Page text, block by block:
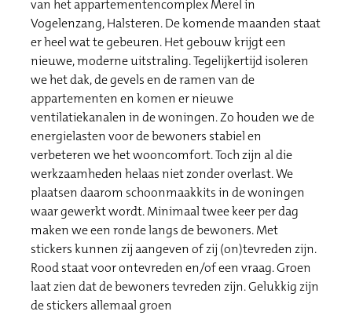
van het appartementencomplex Merel in
Vogelenzang, Halsteren. De komende maanden staat
er heel wat te gebeuren. Het gebouw krijgteen
nieuwe, moderne uitstraling. Tegelijkertijd isoleren
we het dak, de gevels en de ramen van de
appartementen en komen er nieuwe
ventilatiekanalen in de woningen. Zo houden we de
energielasten voor de bewoners stabiel en
verbeteren we het wooncomfort. Toch zijn al die
werkzaamheden helaas niet zonder overlast. We
plaatsen daarom schoonmaakkits in de woningen
waar gewerkt wordt. Minimaal twee keer per dag
maken we een ronde langs de bewoners. Met
stickers kunnen zij aangeven of zij (on)tevreden zijn.
Rood staat voor ontevreden en/of een vraag. Groen
laat zien dat de bewoners tevreden zijn. Gelukkig zijn
de stickers allemaal groen